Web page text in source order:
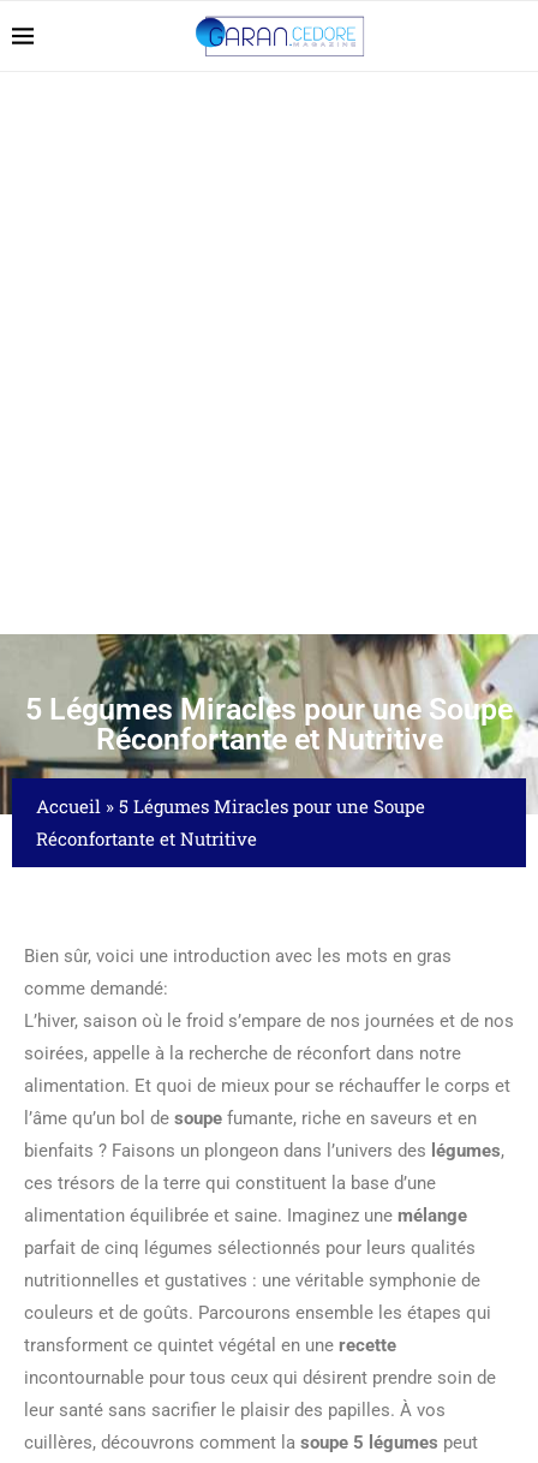
5 Légumes Miracles pour une Soupe
Réconfortante et Nutritive
Accueil » 5 Légumes Miracles pour une Soupe
Réconfortante et Nutritive
Bien sûr, voici une introduction avec les mots en gras
comme demandé:
L’hiver, saison où le froid s’empare de nos journées et de nos
soirées, appelle à la recherche de réconfort dans notre
alimentation. Et quoi de mieux pour se réchauffer le corps et
l’âme qu’un bol de soupe fumante, riche en saveurs et en
bienfaits ? Faisons un plongeon dans l’univers des légumes,
ces trésors de la terre qui constituent la base d’une
alimentation équilibrée et saine. Imaginez une mélange
parfait de cinq légumes sélectionnés pour leurs qualités
nutritionnelles et gustatives : une véritable symphonie de
couleurs et de goûts. Parcourons ensemble les étapes qui
transforment ce quintet végétal en une recette
incontournable pour tous ceux qui désirent prendre soin de
leur santé sans sacrifier le plaisir des papilles. À vos
cuillères, découvrons comment la soupe 5 légumes peut